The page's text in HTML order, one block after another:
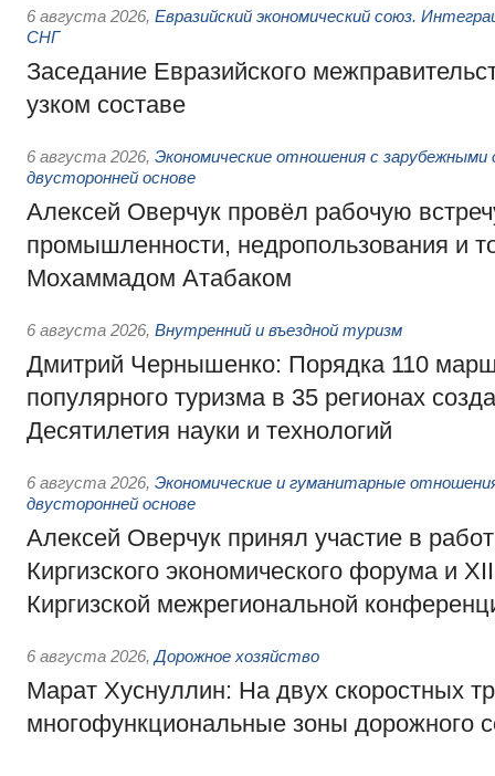
6 августа 2026, Евразийский экономический союз.
СНГ
Заседание Евразийского
узком составе
6 августа 2026, Экономические отношения с
двусторонней основе
Алексей Оверчук провёл рабочую
промышленности, недропользования и
Мохаммадом Атабаком
6 августа 2026, Внутренний и въездной туризм
Дмитрий Чернышенко: Порядка 110
популярного туризма в 35 регионах
Десятилетия науки и технологий
6 августа 2026, Экономические и гуманитарные
двусторонней основе
Алексей Оверчук принял участие в
Киргизского экономического форума и
Киргизской межрегиональной
6 августа 2026, Дорожное хозяйство
Марат Хуснуллин: На двух скоростных
многофункциональные зоны дорожного